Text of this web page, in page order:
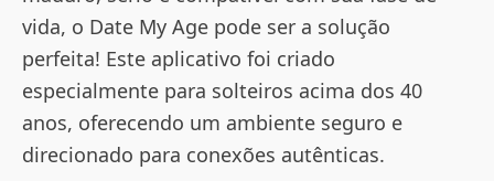
vida, o Date My Age pode ser a solução
perfeita! Este aplicativo foi criado
especialmente para solteiros acima dos 40
anos, oferecendo um ambiente seguro e
direcionado para conexões autênticas.